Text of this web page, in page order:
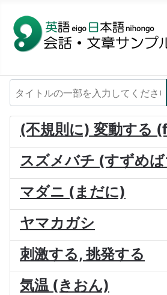
タイトルの一部を入力してください
(不規則に) 変動する
スズメバチ (すずめ
マダニ (まだに)
ヤマカガシ
刺激する, 挑発する
気温 (きおん)